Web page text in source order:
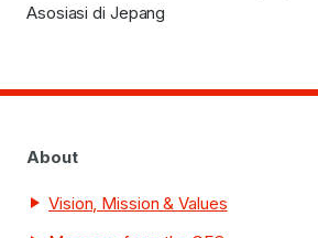
Asosiasi di Jepang
About
Vision, Mission & Values